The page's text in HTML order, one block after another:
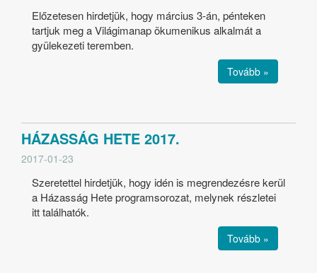
Előzetesen hirdetjük, hogy március 3-án, pénteken
tartjuk meg a Világimanap ökumenikus alkalmát a
gyülekezeti teremben.
Tovább »
HÁZASSÁG HETE 2017.
2017-01-23
Szeretettel hirdetjük, hogy idén is megrendezésre kerül
a Házasság Hete programsorozat, melynek részletei
itt találhatók.
Tovább »